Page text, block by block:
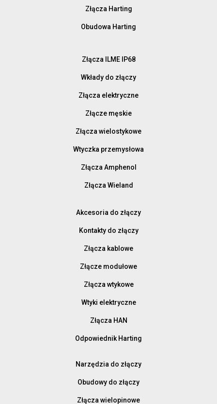
Złącza Harting
Obudowa Harting
Złącza ILME IP68
Wkłady do złączy
Złącza elektryczne
Złącze męskie
Złącza wielostykowe
Wtyczka przemysłowa
Złącza Amphenol
Złącza Wieland
Akcesoria do złączy
Kontakty do złączy
Złącza kablowe
Złącze modułowe
Złącza wtykowe
Wtyki elektryczne
Złącza HAN
Odpowiednik Harting
Narzędzia do złączy
Obudowy do złączy
Złącza wielopinowe